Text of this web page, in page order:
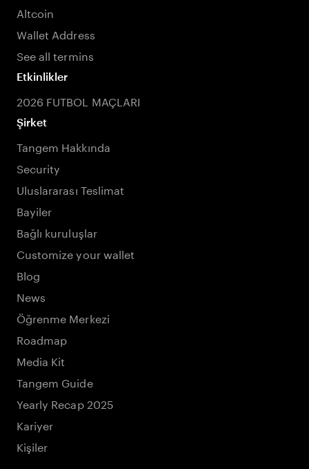
Altcoin
Wallet Address
See all termins
Etkinlikler
2026 FUTBOL MAÇLARI
Şirket
Tangem Hakkında
Security
Uluslararası Teslimat
Bayiler
Bağlı kuruluşlar
Customize your wallet
Blog
News
Öğrenme Merkezi
Roadmap
Media Kit
Tangem Guide
Yearly Recap 2025
Kariyer
Kişiler